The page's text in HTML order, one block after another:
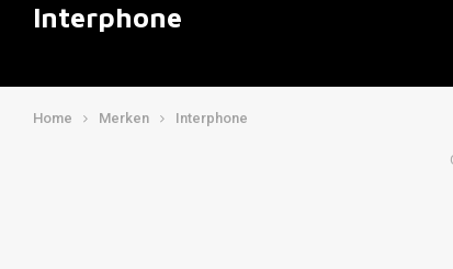
Interphone
Home Merken Interphone